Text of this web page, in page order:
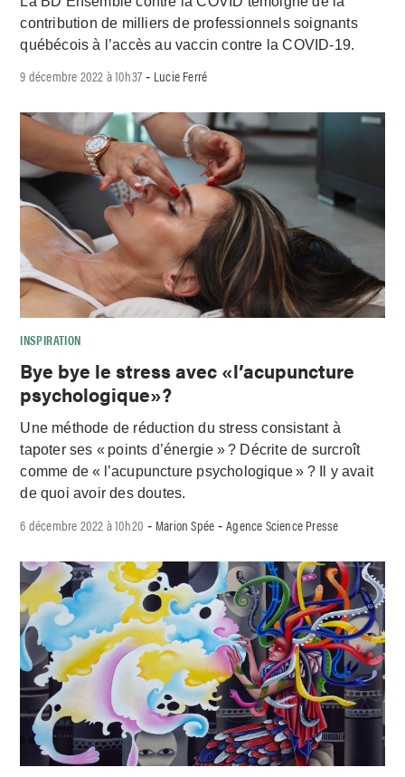
contribution de milliers de professionnels soignants
québécois à l’accès au vaccin contre la COVID-19.
9 décembre 2022 à 10h37 - Lucie Ferré
INSPIRATION
Bye bye le stress avec «l’acupuncture
psychologique»?
Une méthode de réduction du stress consistant à
tapoter ses « points d’énergie » ? Décrite de surcroît
comme de « l’acupuncture psychologique » ? Il y avait
de quoi avoir des doutes.
6 décembre 2022 à 10h20 - Marion Spée -Agence Science Presse